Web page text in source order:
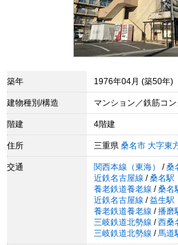
築年 1976年04月 (築50年)
建物種別/構造 マンション／鉄筋コ
階建 4階建
住所 三重県 桑名市 大字東
交通 関西本線（東海） / 桑
近鉄名古屋線 / 桑名駅
養老鉄道養老線 / 桑名
近鉄名古屋線 / 益生駅
養老鉄道養老線 / 播磨
三岐鉄道北勢線 / 西桑
三岐鉄道北勢線 / 馬道